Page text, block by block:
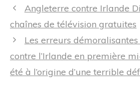
Navigation
des
Angleterre contre Irlande
chaînes de télévision gratuites
Les erreurs démoralisantes
contre l’Irlande en première
été à l’origine d’une terrible